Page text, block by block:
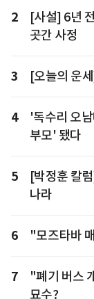
2
[사설] 6년
곳간 사정
3 [오늘의 운
4
'독수리 오
부모' 됐다
5
[박정훈 칼
나라
6 "모즈타바
7
"폐기 버스
묘수?